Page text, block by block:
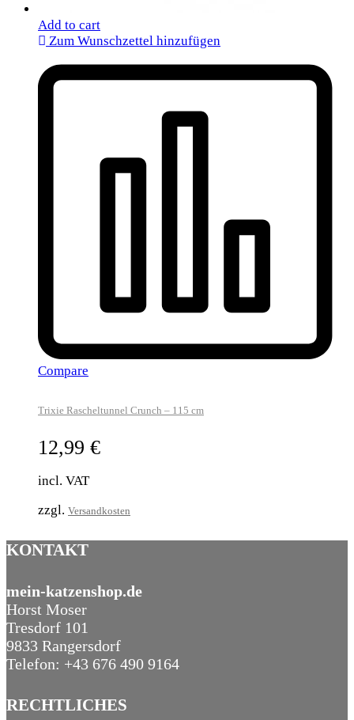
Add to cart
Zum Wunschzettel hinzufügen
Compare
Trixie Rascheltunnel Crunch – 115 cm
12,99 €
incl. VAT
zzgl. Versandkosten
KONTAKT
mein-katzenshop.de
Horst Moser
Tresdorf 101
9833 Rangersdorf
Telefon: +43 676 490 9164
RECHTLICHES